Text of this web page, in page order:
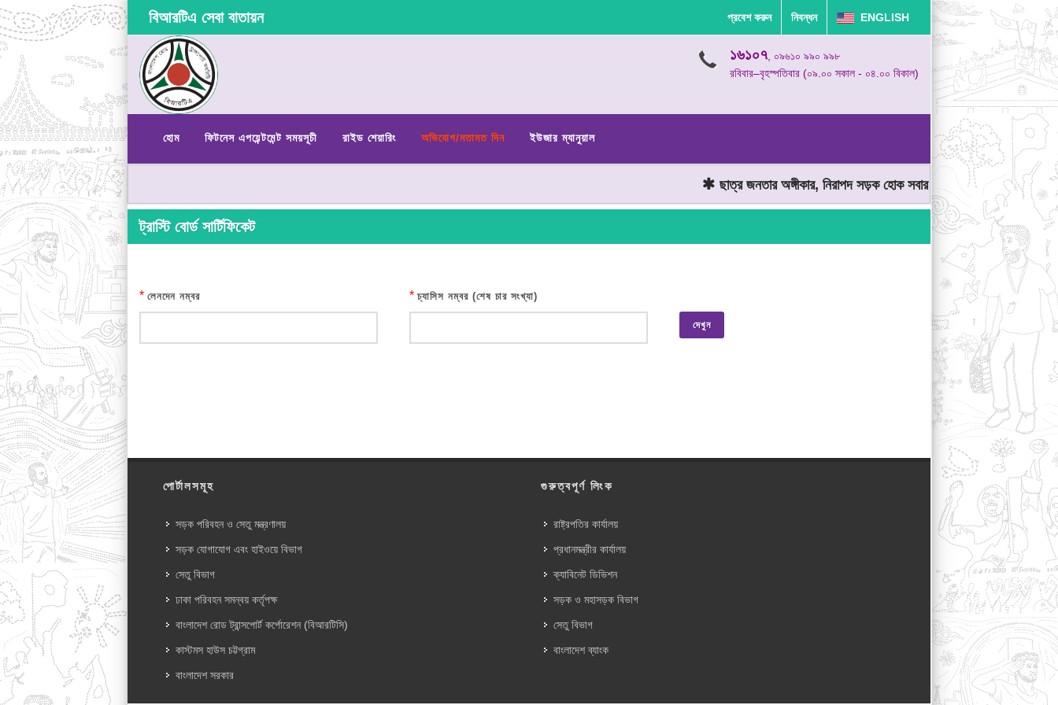
বিআরটিএ সেবা বাতায়ন প্রবেশ করুন নিবন্ধন ENGLISH
১৬১০৭, ০৯৬১০ ৯৯০ ৯৯৮
রবিবার–বৃহস্পতিবার (০৯.০০ সকাল - ০৪.০০ বিকাল)
হোম ফিটনেস এপয়েন্টমেন্ট সময়সূচী রাইড শেয়ারিং অভিযোগ/মতামত দিন ইউজার ম্যানুয়াল
ছাত্র জনতার অঙ্গীকার, নিরাপদ সড়ক হোক সবার মোটরযান চালানোর সময়
ট্রাস্টি বোর্ড সার্টিফিকেট
* লেনদেন নম্বর * চ্যাসিস নম্বর (শেষ চার সংখ্যা)
দেখুন
পোর্টালসমূহ
সড়ক পরিবহন ও সেতু মন্ত্রণালয়
সড়ক যোগাযোগ এবং হাইওয়ে বিভাগ
সেতু বিভাগ
ঢাকা পরিবহন সমন্বয় কর্তৃপক্ষ
বাংলাদেশ রোড ট্রান্সপোর্ট কর্পোরেশন (বিআরটিসি)
কাস্টমস হাউস চট্টগ্রাম
বাংলাদেশ সরকার
গুরুত্বপূর্ণ লিংক
রাষ্ট্রপতির কার্যালয়
প্রধানমন্ত্রীর কার্যালয়
ক্যাবিনেট ডিভিশন
সড়ক ও মহাসড়ক বিভাগ
সেতু বিভাগ
বাংলাদেশ ব্যাংক